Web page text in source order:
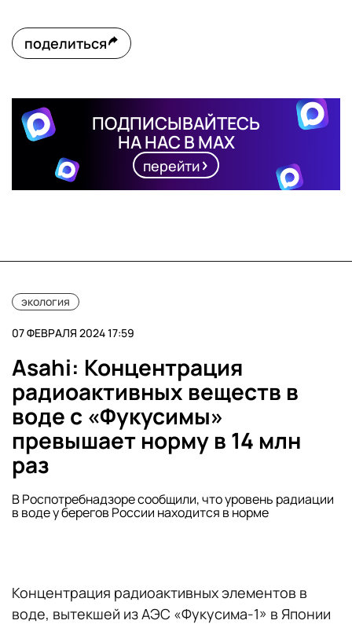
поделиться
ПОДПИСЫВАЙТЕСЬ
НА НАС В MAX
перейти
экология
07 ФЕВРАЛЯ 2024 17:59
Asahi: Концентрация
радиоактивных веществ в
воде с «Фукусимы»
превышает норму в 14 млн
раз
В Роспотребнадзоре сообщили, что уровень радиации
в воде у берегов России находится в норме
Концентрация радиоактивных элементов в
воде, вытекшей из АЭС «Фукусима-1» в Японии